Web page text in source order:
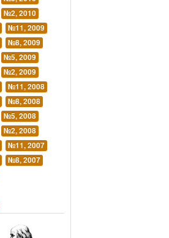
№2, 2010
№11, 2009
№8, 2009
№5, 2009
№2, 2009
№11, 2008
№8, 2008
№5, 2008
№2, 2008
№11, 2007
№8, 2007